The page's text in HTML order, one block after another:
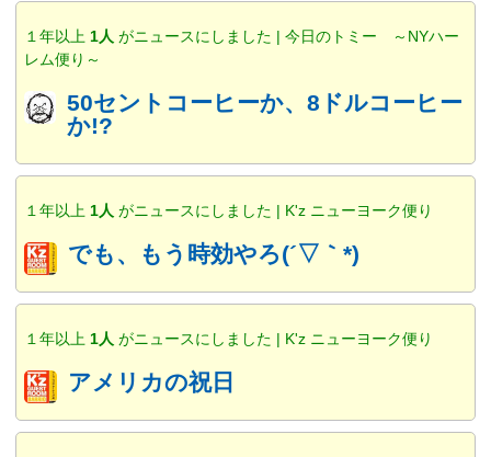
１年以上 1人 がニュースにしました | 今日のトミー ～NYハー
レム便り～
50セントコーヒーか、8ドルコーヒー
か!?
１年以上 1人 がニュースにしました | K'z ニューヨーク便り
でも、もう時効やろ(´▽｀*)
１年以上 1人 がニュースにしました | K'z ニューヨーク便り
アメリカの祝日